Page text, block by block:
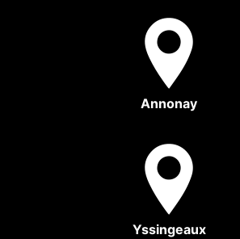
Annonay
Yssingeaux